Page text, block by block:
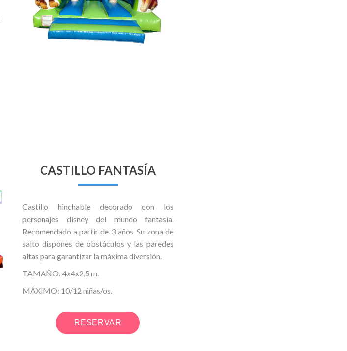
CASTILLO FANTASÍA
Castillo hinchable decorado con los
personajes disney del mundo fantasía.
Recomendado a partir de 3 años. Su zona de
salto dispones de obstáculos y las paredes
altas para garantizar la máxima diversión.
TAMAÑO: 4x4x2,5 m.
MÁXIMO: 10/12 niñas/os.
RESERVAR